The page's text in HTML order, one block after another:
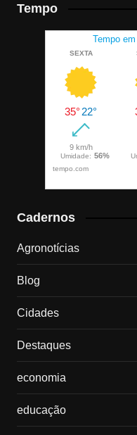
Tempo
Cadernos
Agronotícias
Blog
Cidades
Destaques
economia
educação